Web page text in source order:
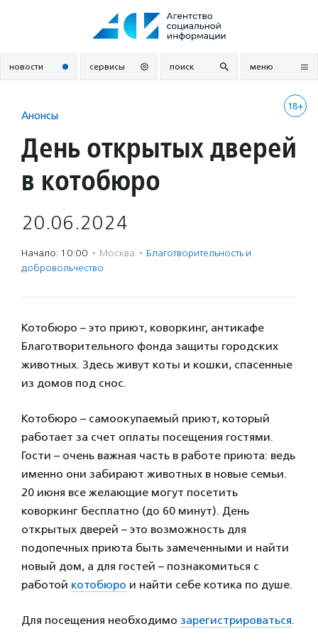
новости сервисы поиск меню
18+
Анонсы
День открытых дверей
в котобюро
20.06.2024
Начало: 10:00 · Москва · Благотвори­тель­ность и
доброволь­чест­во
Котобюро – это приют, коворкинг, антикафе
Благотворительного фонда защиты городских
животных. Здесь живут коты и кошки, спасенные
из домов под снос.
Котобюро – самоокупаемый приют, который
работает за счет оплаты посещения гостями.
Гости – очень важная часть в работе приюта: ведь
именно они забирают животных в новые семьи.
20 июня все желающие могут посетить
коворкинг бесплатно (до 60 минут). День
открытых дверей – это возможность для
подопечных приюта быть замеченными и найти
новый дом, а для гостей – познакомиться с
работой котобюро и найти себе котика по душе.
Для посещения необходимо зарегистрироваться.